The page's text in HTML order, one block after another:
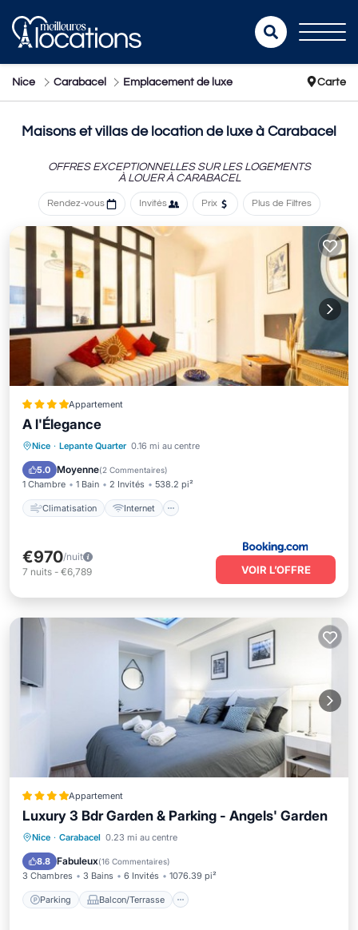
Nice Carabacel Emplacement de luxe Carte
Maisons et villas de location de luxe à Carabacel
OFFRES EXCEPTIONNELLES SUR LES LOGEMENTS
À LOUER À CARABACEL
Rendez-vous Invités Prix Plus de Filtres
Appartement
A l'Élegance
Nice · Lepante Quarter 0.16 mi au centre
5.0 Moyenne(2 Commentaires)
1 Chambre 1 Bain 2 Invités 538.2 pi²
Climatisation Internet
Climatisation
Internet
Adapté aux enfants
€970/nuit
7 nuits - €6,789 VOIR L’OFFRE
Appartement
Luxury 3 Bdr Garden & Parking - Angels' Garden
Nice · Carabacel 0.23 mi au centre
8.8 Fabuleux(16 Commentaires)
3 Chambres 3 Bains 6 Invités 1076.39 pi²
Parking Balcon/Terrasse
Parking Balcon/Terrasse
Internet